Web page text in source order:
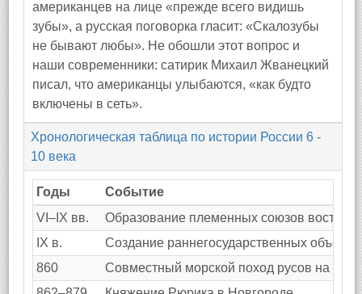
американцев на лице «прежде всего видишь
зубы», а русская поговорка гласит: «Скалозубы
не бывают любы». Не обошли этот вопрос и
наши современники: сатирик Михаил Жванецкий
писал, что американцы улыбаются, «как будто
включены в сеть».
Хронологическая таблица по истории России 6 -
10 века
Годы
Событие
VI–IX вв.
Образование племенных союзов
IX в.
Создание раннегосударственных
860
Совместный морской поход русов на